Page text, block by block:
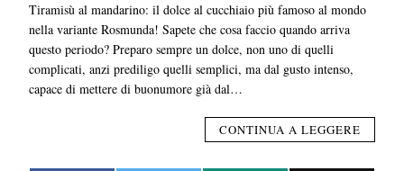
Tiramisù al mandarino: il dolce al cucchiaio più famoso al mondo
nella variante Rosmunda! Sapete che cosa faccio quando arriva
questo periodo? Preparo sempre un dolce, non uno di quelli
complicati, anzi prediligo quelli semplici, ma dal gusto intenso,
capace di mettere di buonumore già dal…
CONTINUA A LEGGERE